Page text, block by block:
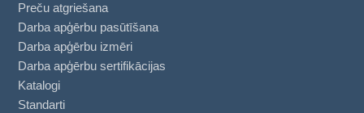
Preču atgriešana
Darba apģērbu pasūtīšana
Darba apģērbu izmēri
Darba apģērbu sertifikācijas
Katalogi
Standarti